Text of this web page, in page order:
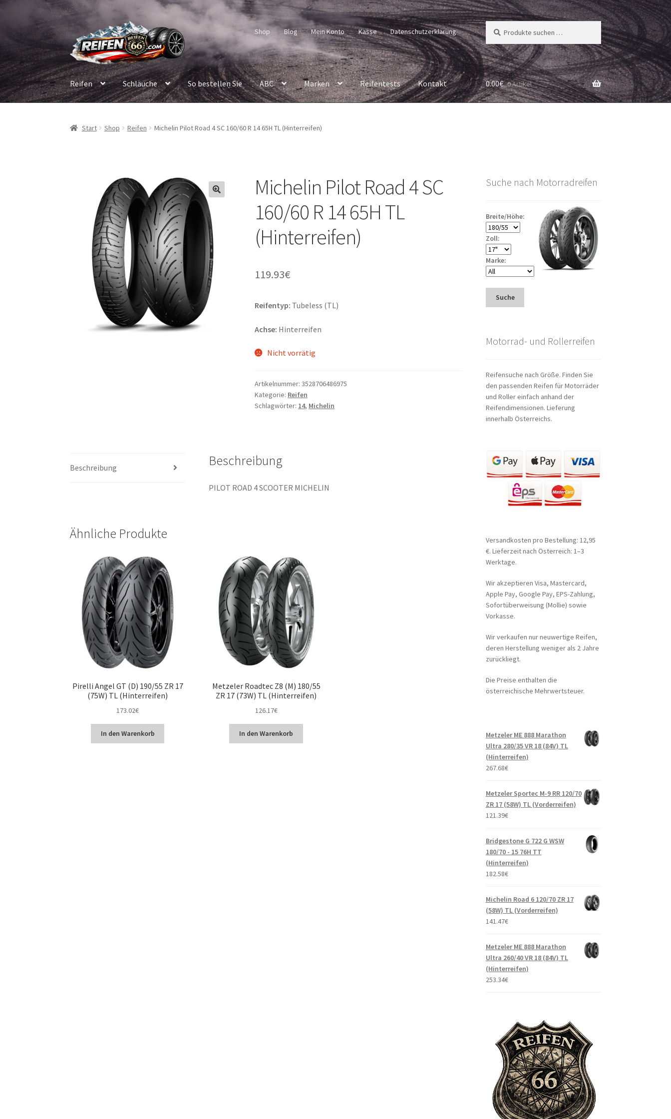
Navigation
springen
Inhalt
springen
Shop Blog Mein Konto Kasse Datenschutzerklärung
Suchen
nach:
Suchen
Reifen Schläuche So bestellen Sie ABC Marken Reifentests Kontakt 0.00€ 0 Artikel
Start Shop Reifen Michelin Pilot Road 4 SC 160/60 R 14 65H TL (Hinterreifen)
Michelin Pilot Road 4 SC
160/60 R 14 65H TL
(Hinterreifen)
119.93€
Reifentyp: Tubeless (TL)
Achse: Hinterreifen
Nicht vorrätig
Artikelnummer:3528706486975
Kategorie: Reifen
Schlagwörter: 14, Michelin
Beschreibung Beschreibung
PILOT ROAD 4 SCOOTER MICHELIN
Ähnliche Produkte
Pirelli Angel GT (D) 190/55 ZR 17
(75W) TL (Hinterreifen)
173.02€
In den Warenkorb
Metzeler Roadtec Z8 (M) 180/55
ZR 17 (73W) TL (Hinterreifen)
126.17€
In den Warenkorb
Suche nach Motorradreifen
Breite/Höhe:
Zoll:
Marke:
Suche
Motorrad- und Rollerreifen
Reifensuche nach Größe. Finden Sie
den passenden Reifen für Motorräder
und Roller einfach anhand der
Reifendimensionen. Lieferung
innerhalb Österreichs.
Versandkosten pro Bestellung: 12,95
€. Lieferzeit nach Österreich: 1–3
Werktage.
Wir akzeptieren Visa, Mastercard,
Apple Pay, Google Pay, EPS-Zahlung,
Sofortüberweisung (Mollie) sowie
Vorkasse.
Wir verkaufen nur neuwertige Reifen,
deren Herstellung weniger als 2 Jahre
zurückliegt.
Die Preise enthalten die
österreichische Mehrwertsteuer.
Metzeler ME 888 Marathon
Ultra 280/35 VR 18 (84V) TL
(Hinterreifen)
267.68€
Metzeler Sportec M-9 RR 120/70
ZR 17 (58W) TL (Vorderreifen)
121.39€
Bridgestone G 722 G WSW
180/70 - 15 76H TT
(Hinterreifen)
182.58€
Michelin Road 6 120/70 ZR 17
(58W) TL (Vorderreifen)
141.47€
Metzeler ME 888 Marathon
Ultra 260/40 VR 18 (84V) TL
(Hinterreifen)
253.34€